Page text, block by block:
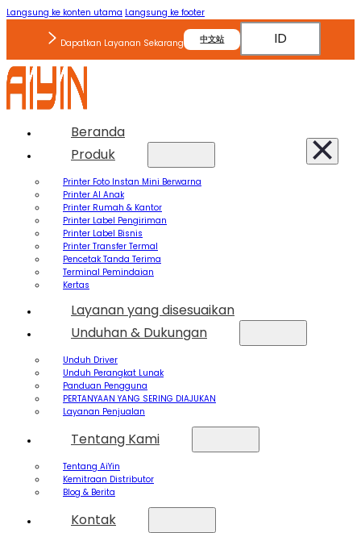
Langsung ke konten utama Langsung ke footer
Dapatkan Layanan Sekarang 中文站 ID
Beranda
Produk
Printer Foto Instan Mini Berwarna
Printer AI Anak
Printer Rumah & Kantor
Printer Label Pengiriman
Printer Label Bisnis
Printer Transfer Termal
Pencetak Tanda Terima
Terminal Pemindaian
Kertas
Layanan yang disesuaikan
Unduhan & Dukungan
Unduh Driver
Unduh Perangkat Lunak
Panduan Pengguna
PERTANYAAN YANG SERING DIAJUKAN
Layanan Penjualan
Tentang Kami
Tentang AiYin
Kemitraan Distributor
Blog & Berita
Kontak